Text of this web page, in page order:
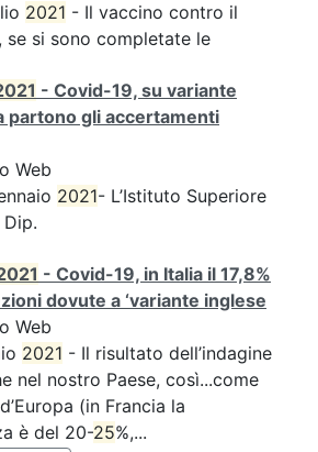
2021 - Il vaccino contro il
se si sono completate le
- Covid-19, su variante
partono gli accertamenti
Web
2021- L’Istituto Superiore
- Covid-19, in Italia il 17,8%
dovute a ‘variante inglese
Web
2021 - Il risultato dell’indagine
nel nostro Paese, così...come
(in Francia la
è del 20-25%,...